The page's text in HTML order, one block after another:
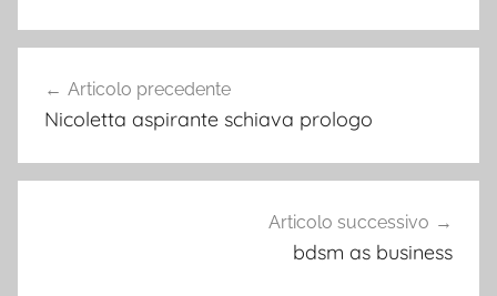
articoli
Articolo precedente
Nicoletta aspirante schiava prologo
Articolo successivo
bdsm as business